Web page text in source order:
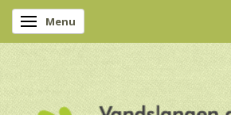
Skifte navigation
Menu